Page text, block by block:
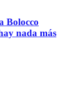
Bolocco
nada más